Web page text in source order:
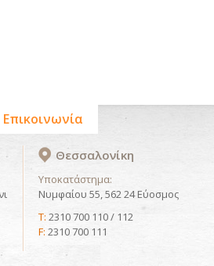
Επικοινωνία
Θεσσαλονίκη
Υποκατάστημα:
Νυμφαίου 55, 562 24 Εύοσμος
T: 2310 700 110 / 112
F: 2310 700 111